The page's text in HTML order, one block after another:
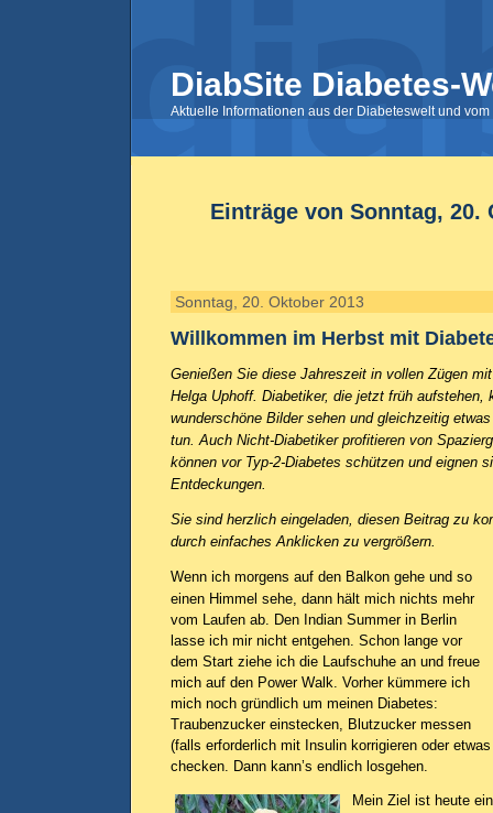
DiabSite Diabetes-
Aktuelle Informationen aus der Diabeteswelt und
Einträge von Sonntag, 20.
Sonntag, 20. Oktober 2013
Willkommen im Herbst mit
Genießen Sie diese Jahreszeit in vollen Zügen
Helga Uphoff. Diabetiker, die jetzt früh aufstehen,
wunderschöne Bilder sehen und gleichzeitig
tun. Auch Nicht-Diabetiker profitieren von
können vor Typ-2-Diabetes schützen und eignen
Entdeckungen.
Sie sind herzlich eingeladen, diesen Beitrag zu
durch einfaches Anklicken zu vergrößern.
Wenn ich morgens auf den Balkon gehe und so
einen Himmel sehe, dann hält mich nichts mehr
vom Laufen ab. Den Indian Summer in Berlin
lasse ich mir nicht entgehen. Schon lange vor
dem Start ziehe ich die Laufschuhe an und freue
mich auf den Power Walk. Vorher kümmere ich
mich noch gründlich um meinen Diabetes:
Traubenzucker einstecken, Blutzucker messen
(falls erforderlich mit Insulin korrigieren oder
checken. Dann kann’s endlich losgehen.
Mein Ziel ist heute